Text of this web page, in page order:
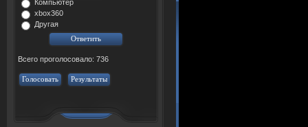
Компьютер
xbox360
Другая
Всего проголосовало: 736
Голосовать Результаты